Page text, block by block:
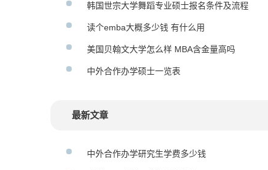
韩国世宗大学舞蹈专业硕士报名条件及流程
读个emba大概多少钱 有什么用
美国贝翰文大学怎么样 MBA含金量高吗
中外合作办学硕士一览表
最新文章
中外合作办学研究生学费多少钱